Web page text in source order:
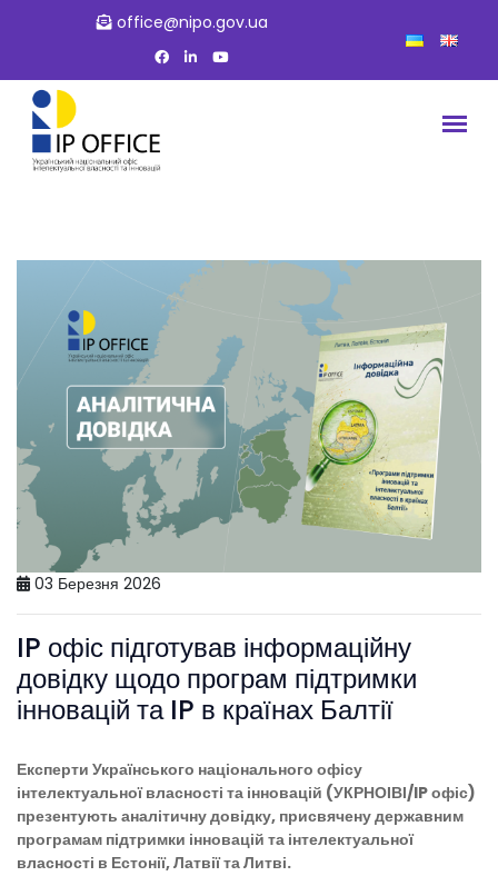
office@nipo.gov.ua
03 Березня 2026
IP офіс підготував інформаційну
довідку щодо програм підтримки
інновацій та IP в країнах Балтії
Експерти Українського національного офісу
інтелектуальної власності та інновацій (УКРНОІВІ/IP офіс)
презентують аналітичну довідку, присвячену державним
програмам підтримки інновацій та інтелектуальної
власності в Естонії, Латвії та Литві.